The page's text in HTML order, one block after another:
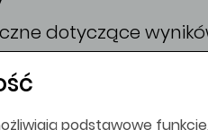
dotyczące
Doradztwa
w promocji
podstawowe